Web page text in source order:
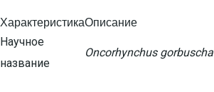
ХарактеристикаОписание
Научное
название
Oncorhynchus gorbuscha